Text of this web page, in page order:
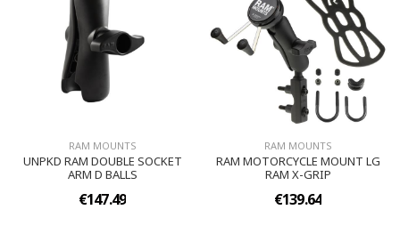
RAM MOUNTS
UNPKD RAM DOUBLE SOCKET
ARM D BALLS
€147.49
RAM MOUNTS
RAM MOTORCYCLE MOUNT LG
RAM X-GRIP
€139.64